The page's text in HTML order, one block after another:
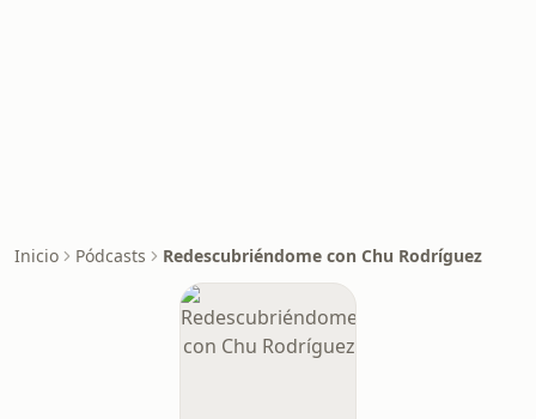
Inicio Pódcasts Redescubriéndome con Chu Rodríguez